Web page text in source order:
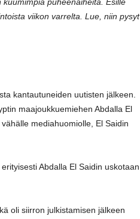
viikon varrelta. Lue, niin pysyt
kantautuneiden uutisten jälkeen.
maajoukkuemiehen Abdalla El
mediahuomiolle, El Saidin
Abdalla El Saidin uskotaan
oli siirron julkistamisen jälkeen